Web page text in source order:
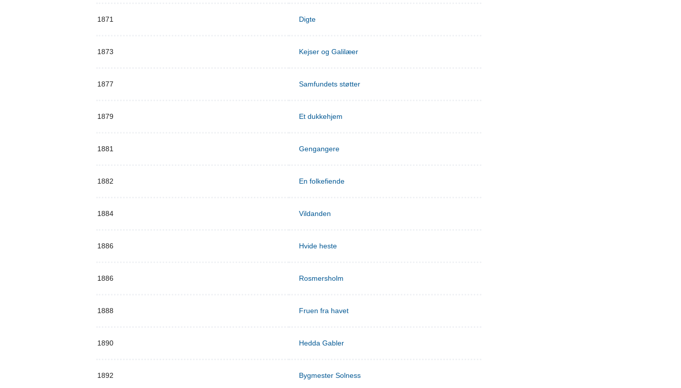
1871 Digte
1873 Kejser og Galilæer
1877 Samfundets støtter
1879 Et dukkehjem
1881 Gengangere
1882 En folkefiende
1884 Vildanden
1886 Hvide heste
1886 Rosmersholm
1888 Fruen fra havet
1890 Hedda Gabler
1892 Bygmester Solness